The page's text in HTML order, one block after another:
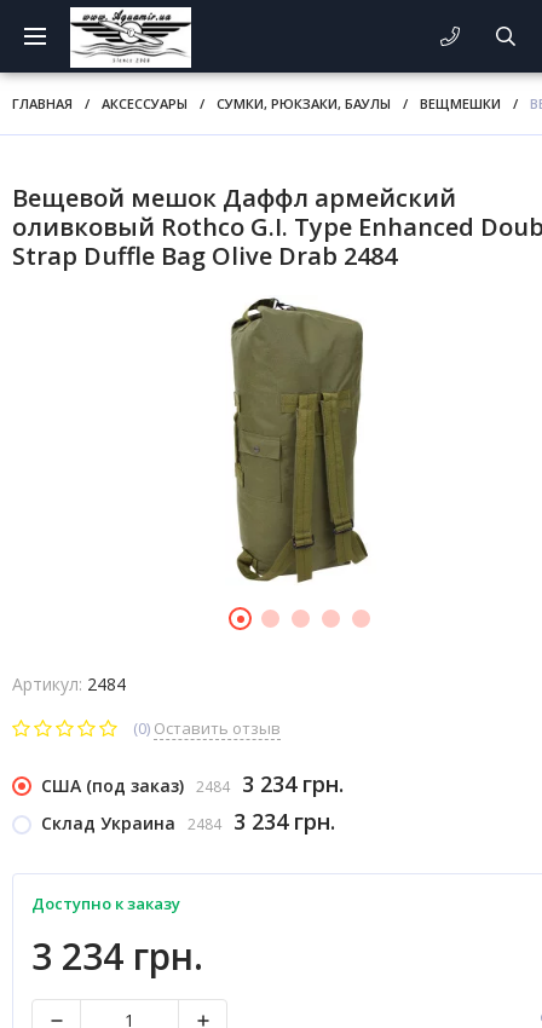
ГЛАВНАЯ / АКСЕССУАРЫ / СУМКИ, РЮКЗАКИ, БАУЛЫ / ВЕЩМЕШКИ /
Вещевой мешок Даффл армейский
оливковый Rothco G.I. Type Enhanced
Strap Duffle Bag Olive Drab 2484
Артикул: 2484
(0) Оставить отзыв
США (под заказ) 2484 3 234 грн.
Склад Украина 2484 3 234 грн.
Доступно к заказу
3 234 грн.